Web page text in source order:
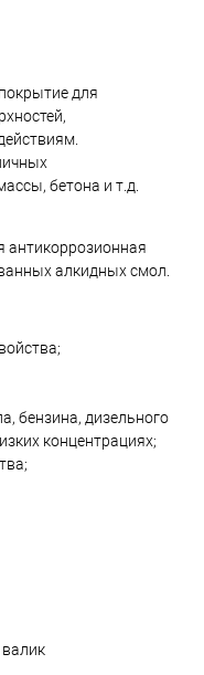
для
бетона и т.д.
антикоррозионная
алкидных смол.
бензина, дизельного
концентрациях;